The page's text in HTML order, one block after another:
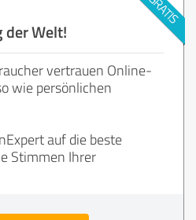
der Welt!
vertrauen Online-
wie persönlichen
auf die beste
Stimmen Ihrer